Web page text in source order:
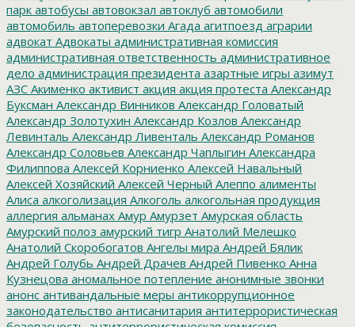
парк автобусы автовокзал автоклуб автомобили
автомобиль автоперевозки Агада агитпоезд аграрии
адвокат Адвокаты административная комиссия
административная ответственность административное
дело администрация президента азартные игры азимут
АЗС Акименко активист акция акция протеста Александр
Буксман Александр Винников Александр Головатый
Александр Золотухин Александр Козлов Александр
Левинталь Александр Ливенталь Александр Романов
Александр Соловьев Александр Чаплыгин Александра
Филиппова Алексей Корниенко Алексей Навальный
Алексей Хозяйский Алексей Черный Алеппо алименты
Алиса алкоголизация Алкоголь алкогольная продукция
аллергия альманах Амур Амурзет Амурская область
Амурский полоз амурский тигр Анатолий Мелешко
Анатолий Скоробогатов Ангелы мира Андрей Бялик
Андрей Голубь Андрей Драчев Андрей Пивенко Анна
Кузнецова аномальное потепление анонимные звонки
анонс антивандальные меры антикоррупционное
законодательство антисанитария антитеррористическая